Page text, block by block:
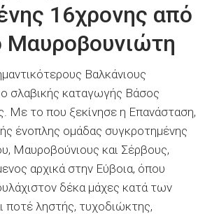
16χρονης από
Μαυροβουνιώτη
Βαλκάνιους
σλαβικής καταγωγής Βάσος
Με το που ξεκίνησε η Επανάσταση,
ένοπλης ομάδας συγκροτημένης
Μαυροβούνιους και Σέρβους,
αρχικά στην Εύβοια, όπου
δέκα μάχες κατά των
ληστής, τυχοδιώκτης,